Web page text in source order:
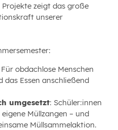
zeigt das große
unserer
Für obdachlose Menschen
Essen anschließend
umgesetzt: Schüler:innen
Müllzangen – und
Müllsammelaktion.